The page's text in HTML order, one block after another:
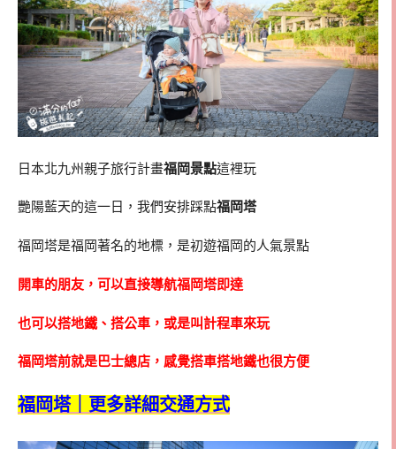
日本北九州親子旅行計畫福岡景點這裡玩
艷陽藍天的這一日，我們安排踩點福岡塔
福岡塔是福岡著名的地標，是初遊福岡的人氣景點
開車的朋友，可以直接導航福岡塔即達
也可以搭地鐵、搭公車，或是叫計程車來玩
福岡塔前就是巴士總店，感覺搭車搭地鐵也很方便
福岡塔｜更多詳細交通方式